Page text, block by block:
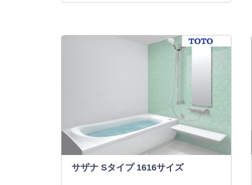
サザナ Sタイプ 1616サイズ